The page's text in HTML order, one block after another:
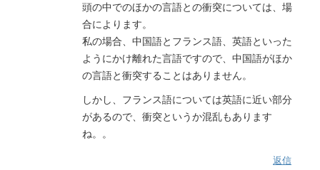
頭の中でのほかの言語との衝突については、場
合によります。
私の場合、中国語とフランス語、英語といった
ようにかけ離れた言語ですので、中国語がほか
の言語と衝突することはありません。
しかし、フランス語については英語に近い部分
があるので、衝突というか混乱もあります
ね。。
返信